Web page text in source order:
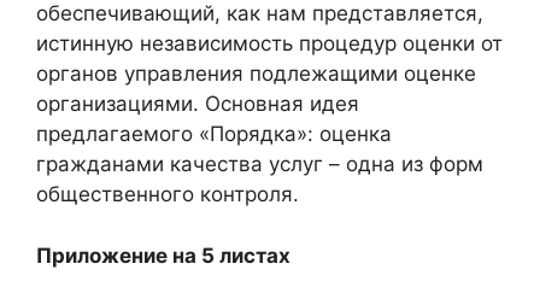
обеспечивающий, как нам представляется,
истинную независимость процедур оценки от
органов управления подлежащими оценке
организациями. Основная идея
предлагаемого «Порядка»: оценка
гражданами качества услуг – одна из форм
общественного контроля.
Приложение на 5 листах